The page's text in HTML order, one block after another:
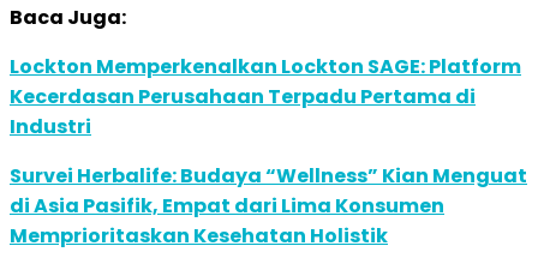
Baca Juga:
Lockton Memperkenalkan Lockton SAGE: Platform
Kecerdasan Perusahaan Terpadu Pertama di
Industri
Survei Herbalife: Budaya “Wellness” Kian Menguat
di Asia Pasifik, Empat dari Lima Konsumen
Memprioritaskan Kesehatan Holistik